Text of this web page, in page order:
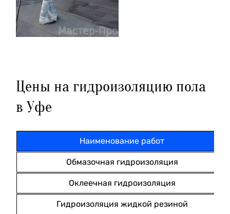
Цены на гидроизоляцию пола
в Уфе
Наименование работ
Обмазочная гидроизоляция
Оклеечная гидроизоляция
Гидроизоляция жидкой резиной